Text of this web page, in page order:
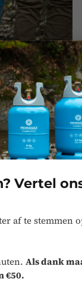
Vertel
af te stemmen
Als dank
€50.